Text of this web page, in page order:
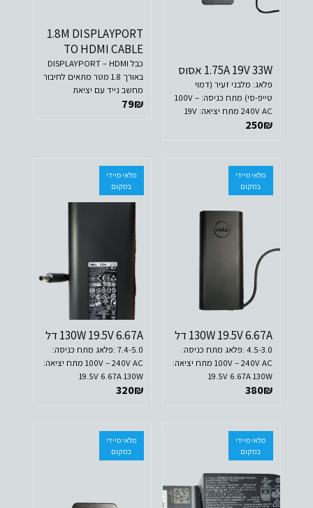
1.75A 19V 33W אסוס
פלאג: מלבני זעיר (דמוי
טייפ-סי) מתח כניסה: 100V –
240V AC מתח יציאה: 19V
1.75A 33W
250₪
1.8M DISPLAYPORT
TO HDMI CABLE
כבל DISPLAYPORT – HDMI
באורך 1.8 מטר מתאים לחיבור
מחשב נייד עם יציאת
79₪
מלאי מיידי
במקום
130W 19.5V 6.67A דל
4.5-3.0 :פלאג מתח כניסה:
100V – 240V AC מתח יציאה:
19.5V 6.67A 130W
380₪
מלאי מיידי
במקום
130W 19.5V 6.67A דל
7.4-5.0 :פלאג מתח כניסה:
100V – 240V AC מתח יציאה:
19.5V 6.67A 130W
320₪
מלאי מיידי
במקום
מלאי מיידי
במקום